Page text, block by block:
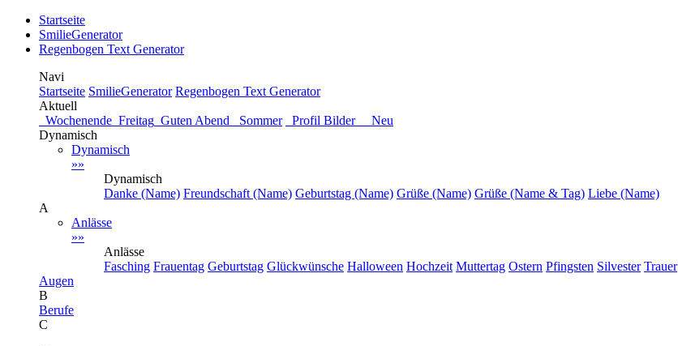
Startseite
SmilieGenerator
Regenbogen Text Generator
Navi
Startseite SmilieGenerator Regenbogen Text Generator
Aktuell
Wochenende Freitag Guten Abend Sommer
Profil Bilder Neu
Dynamisch
Dynamisch
»»
Dynamisch
Danke (Name) Freundschaft (Name) Geburtstag (Name) Grüße (Name) Grüße (Name & Tag) Liebe (Name)
A
Anlässe
»»
Anlässe
Fasching Frauentag Geburtstag Glückwünsche Halloween Hochzeit Muttertag Ostern Pfingsten Silvester Trauer
Augen
B
Berufe
C